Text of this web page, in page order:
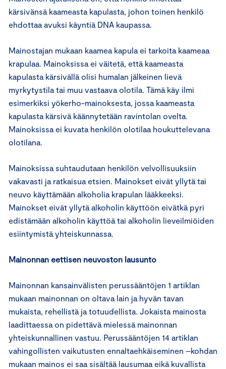
kärsivänsä kaameasta kapulasta, johon toinen henkilö
ehdottaa avuksi käyntiä DNA kaupassa.
Mainostajan mukaan kaamea kapula ei tarkoita kaameaa
krapulaa. Mainoksissa ei väitetä, että kaameasta
kapulasta kärsivällä olisi humalan jälkeinen lievä
myrkytystila tai muu vastaava olotila. Tämä käy ilmi
esimerkiksi yökerho-mainoksesta, jossa kaameasta
kapulasta kärsivä käännytetään ravintolan ovelta.
Mainoksissa ei kuvata henkilön olotilaa houkuttelevana
olotilana.
Mainoksissa suhtaudutaan henkilön velvollisuuksiin
vakavasti ja ratkaisua etsien. Mainokset eivät yllytä tai
neuvo käyttämään alkoholia krapulan lääkkeeksi.
Mainokset eivät yllytä alkoholin käyttöön eivätkä pyri
edistämään alkoholin käyttöä tai alkoholin lieveilmiöiden
esiintymistä yhteiskunnassa.
Mainonnan eettisen neuvoston lausunto
Mainonnan kansainvälisten perussääntöjen 1 artiklan
mukaan mainonnan on oltava lain ja hyvän tavan
mukaista, rehellistä ja totuudellista. Jokaista mainosta
laadittaessa on pidettävä mielessä mainonnan
yhteiskunnallinen vastuu. Perussääntöjen 14 artiklan
vahingollisten vaikutusten ennaltaehkäiseminen –kohdan
mukaan mainos ei saa sisältää lausumaa eikä kuvallista